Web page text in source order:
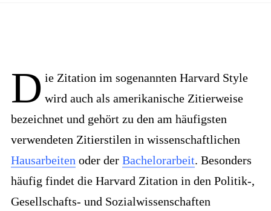
D ie Zitation im sogenannten Harvard Style
wird auch als amerikanische Zitierweise
bezeichnet und gehört zu den am häufigsten
verwendeten Zitierstilen in wissenschaftlichen
Hausarbeiten oder der Bachelorarbeit. Besonders
häufig findet die Harvard Zitation in den Politik-,
Gesellschafts- und Sozialwissenschaften